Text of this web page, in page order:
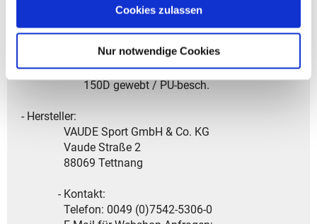
Cookies zulassen
Nur notwendige Cookies
Beschichtung: 100% TPE
2.Futter - Außenseite: 100% rec. PES;
Beschichtung: 100% PU
150D gewebt / PU-besch.
- Hersteller:
VAUDE Sport GmbH & Co. KG
Vaude Straße 2
88069 Tettnang
- Kontakt:
Telefon: 0049 (0)7542-5306-0